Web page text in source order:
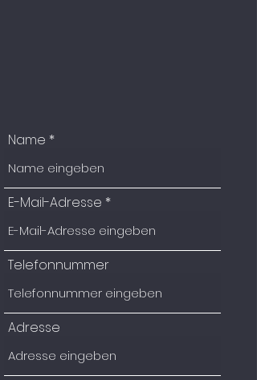
Name
E-Mail-Adresse
Telefonnummer
Adresse